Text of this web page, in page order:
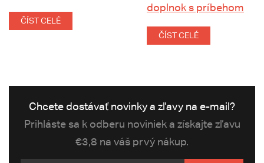
ČÍST CELÉ
doplnok s príbehom
ČÍST CELÉ
Chcete dostávať novinky a zľavy na e-mail?
Prihláste sa k odberu noviniek a získajte zľavu
€3,8 na váš prvý nákup.